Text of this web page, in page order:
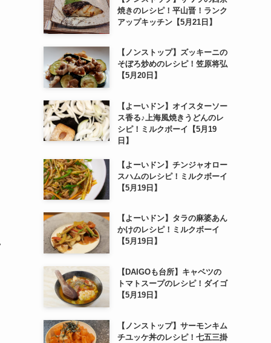
焼きのレシピ！平山晋！ランク
アップキッチン【5月21日】
【ノンストップ】ズッキーニの
そぼろ炒めのレシピ！笠原将弘
【5月20日】
【よーいドン】オイスターソー
ス香る♪上海風焼きうどんのレ
シピ！ミルクボーイ【5月19
日】
【よーいドン】チンジャオロー
スハムのレシピ！ミルクボーイ
【5月19日】
【よーいドン】タラの麻婆あん
かけのレシピ！ミルクボーイ
【5月19日】
【DAIGOも台所】キャベツの
トマトスープのレシピ！ダイゴ
【5月19日】
【ノンストップ】サーモンキム
チユッケ丼のレシピ！七五三掛